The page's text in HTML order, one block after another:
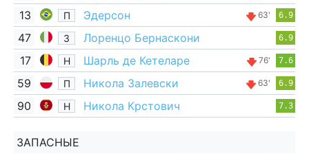
13 П Эдерсон 63' 6.9
47 З Лоренцо Бернаскони 6.9
17 Н Шарль де Кетеларе 76' 7.6
59 П Никола Залевски 63' 6.9
90 Н Никола Крстович 7.3
ЗАПАСНЫЕ